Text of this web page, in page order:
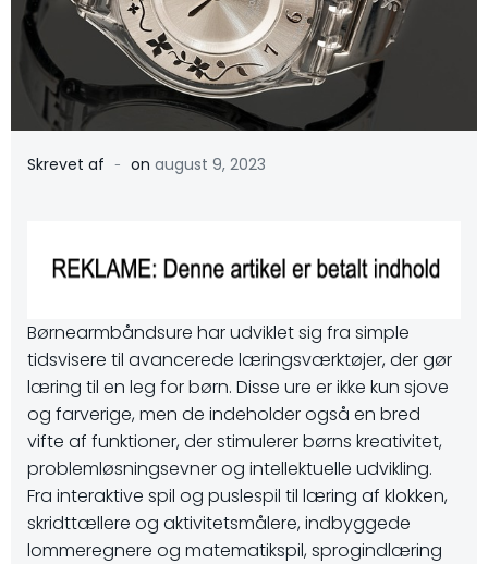
Skrevet af - on august 9, 2023
Børnearmbåndsure har udviklet sig fra simple
tidsvisere til avancerede læringsværktøjer, der gør
læring til en leg for børn. Disse ure er ikke kun sjove
og farverige, men de indeholder også en bred
vifte af funktioner, der stimulerer børns kreativitet,
problemløsningsevner og intellektuelle udvikling.
Fra interaktive spil og puslespil til læring af klokken,
skridttællere og aktivitetsmålere, indbyggede
lommeregnere og matematikspil, sprogindlæring